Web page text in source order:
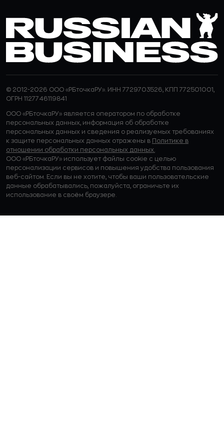
© 2012-2026 ООО «РБточкаРУ». ИНН 7729703526, КПП 772501001,
ОГРН 1127746119841
ООО «РБточкаРУ» является оператором по обработке
персональных данных, информация об обработке
персональных данных и сведения о реализуемых требованиях
к защите персональных данных отражены в Политике в
отношении обработки персональных данных.
ООО «РБточкаРУ» использует файлы cookie с целью
персонализации сервисов и повышения удобства пользования
веб-сайтом. Если вы не хотите, чтобы ваши пользовательские
данные обрабатывались, пожалуйста, ограничьте их
использование в своём браузере.